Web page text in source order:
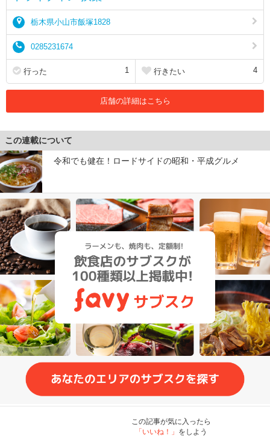
栃木県小山市飯塚1828
0285231674
行った 1 行きたい 4
店舗の詳細はこちら
この連載について
令和でも健在！ロードサイドの昭和・平成グルメ
この記事が気に入ったら
「いいね！」 をしよう